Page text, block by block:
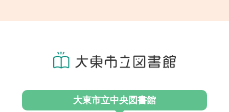
大東市立中央図書館